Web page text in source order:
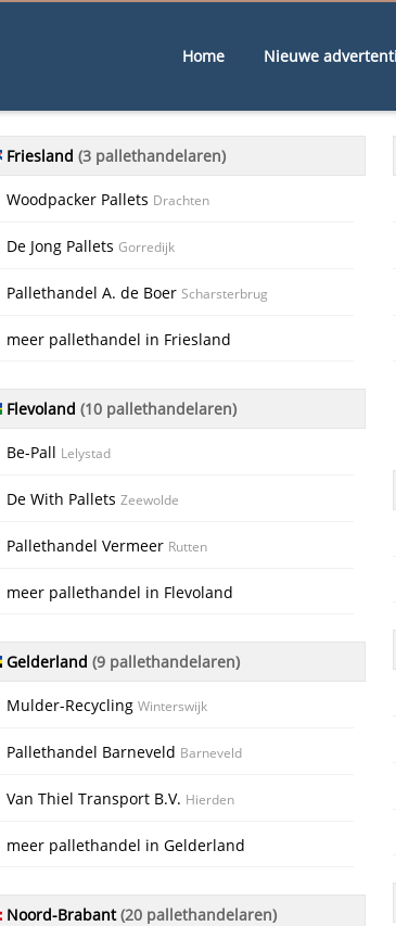
Home Nieuwe
Friesland (3 pallethandelaren)
Woodpacker Pallets Drachten
De Jong Pallets Gorredijk
Pallethandel A. de Boer Scharsterbrug
meer pallethandel in Friesland
Flevoland (10 pallethandelaren)
Be-Pall Lelystad
De With Pallets Zeewolde
Pallethandel Vermeer Rutten
meer pallethandel in Flevoland
Gelderland (9 pallethandelaren)
Mulder-Recycling Winterswijk
Pallethandel Barneveld Barneveld
Van Thiel Transport B.V. Hierden
meer pallethandel in Gelderland
Noord-Brabant(20 pallethandelaren)